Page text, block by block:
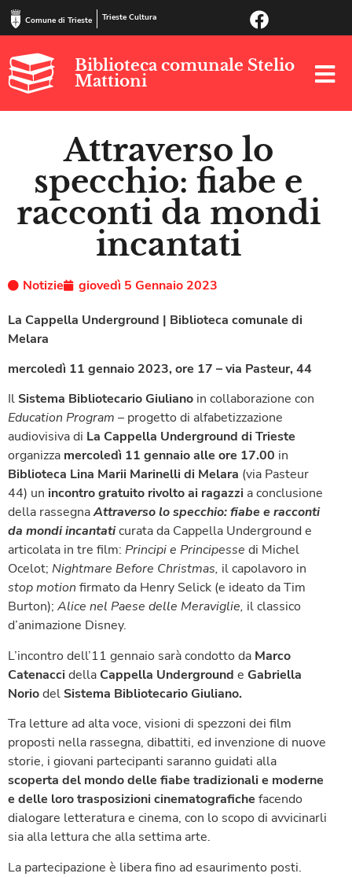
Comune di Trieste Trieste Cultura
Biblioteca comunale Stelio
Mattioni
Attraverso lo
specchio: fiabe e
racconti da mondi
incantati
Notizie
giovedì 5 Gennaio 2023
La Cappella Underground | Biblioteca comunale di
Melara
mercoledì 11 gennaio 2023, ore 17 – via Pasteur, 44
Il Sistema Bibliotecario Giuliano in collaborazione con
Education Program – progetto di alfabetizzazione
audiovisiva di La Cappella Underground di Trieste
organizza mercoledì 11 gennaio alle ore 17.00 in
Biblioteca Lina Marii Marinelli di Melara (via Pasteur
44) un incontro gratuito rivolto ai ragazzi a conclusione
della rassegnaAttraverso lo specchio: fiabe e racconti
da mondi incantaticurata da Cappella Underground e
articolata in tre film: Principi e Principesse di Michel
Ocelot; Nightmare Before Christmas, il capolavoro in
stop motion firmato da Henry Selick (e ideato da Tim
Burton); Alice nel Paese delle Meraviglie, il classico
d’animazione Disney.
L’incontro dell’11 gennaio sarà condotto da Marco
CatenaccidellaCappella Underground e Gabriella
Noriodel Sistema Bibliotecario Giuliano.
Tra letture ad alta voce, visioni di spezzoni dei film
proposti nella rassegna, dibattiti, ed invenzione di nuove
storie, i giovani partecipanti saranno guidati alla
scoperta del mondo delle fiabe tradizionali e moderne
e delle loro trasposizioni cinematografiche facendo
dialogare letteratura e cinema, con lo scopo di avvicinarli
sia alla lettura che alla settima arte.
La partecipazione è libera fino ad esaurimento posti.